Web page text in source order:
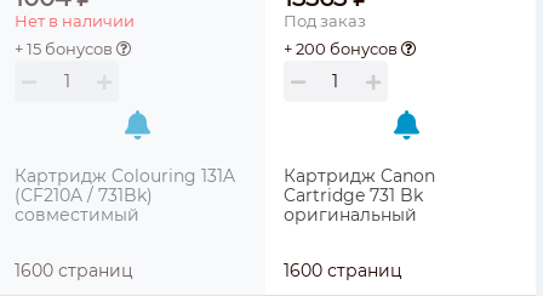
Нет в наличии
+ 15 бонусов
Картридж Colouring 131A
(CF210A / 731Bk)
совместимый
1600 страниц
Под заказ
+ 200 бонусов
Картридж Canon
Cartridge 731 Bk
оригинальный
1600 страниц